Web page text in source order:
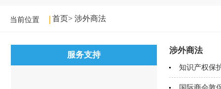
当前位置 首页> 涉外商法
服务支持 涉外商法
知识产权保